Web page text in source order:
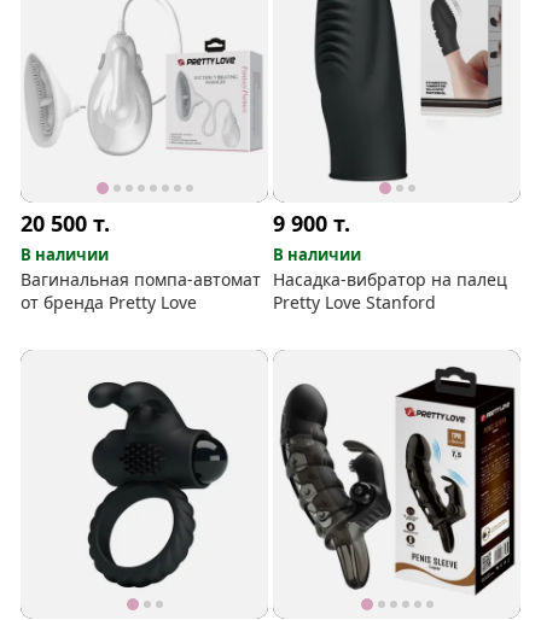
20 500т.
В наличии
Вагинальная помпа-автомат
от бренда Pretty Love
9 900т.
В наличии
Насадка-вибратор на палец
Pretty Love Stanford